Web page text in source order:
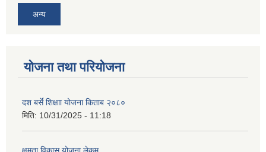
अन्य
योजना तथा परियोजना
दश बर्से शिक्षाा योजना किताब २०८०
मिति: 10/31/2025 - 11:18